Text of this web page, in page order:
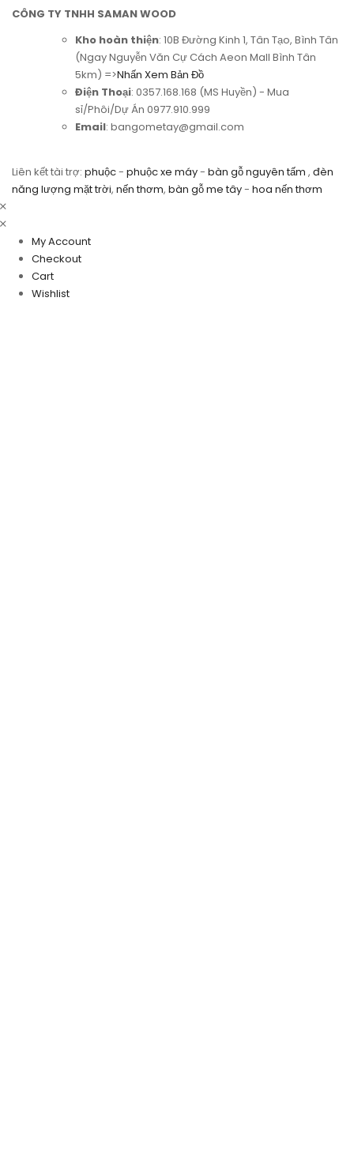
CÔNG TY TNHH SAMAN WOOD
Kho hoàn thiện: 10B Đường Kinh 1, Tân Tạo, Bình Tân
(Ngay Nguyễn Văn Cự Cách Aeon Mall Bình Tân
5km) =>Nhấn Xem Bản Đồ
Điện Thoại: 0357.168.168 (MS Huyền) - Mua
sỉ/Phôi/Dự Án 0977.910.999
Email: bangometay@gmail.com
Liên kết tài trợ: phuộc- phuộc xe máy- bàn gỗ nguyên tấm , đèn
năng lượng mặt trời, nến thơm, bàn gỗ me tây- hoa nến thơm
My Account
Checkout
Cart
Wishlist